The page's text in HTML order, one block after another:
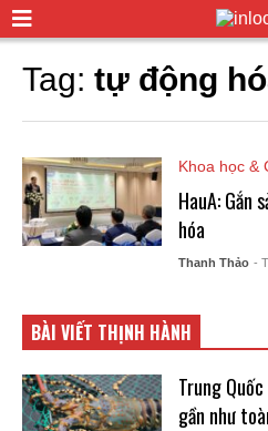
Tag: tự động
Khoa học &
HauA: Gắn
hóa
Thanh Thảo -
BÀI VIẾT THỊNH HÀNH
Trung
gần như